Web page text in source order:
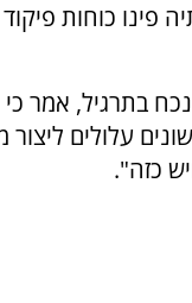
פינו כוחות
בתרגיל, אמר
עלולים ליצור
כזה".